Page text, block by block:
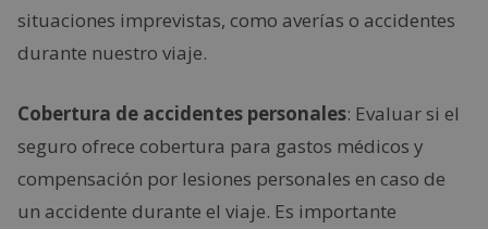
situaciones imprevistas, como averías o accidentes
durante nuestro viaje.
Cobertura de accidentes personales: Evaluar si el
seguro ofrece cobertura para gastos médicos y
compensación por lesiones personales en caso de
un accidente durante el viaje. Es importante